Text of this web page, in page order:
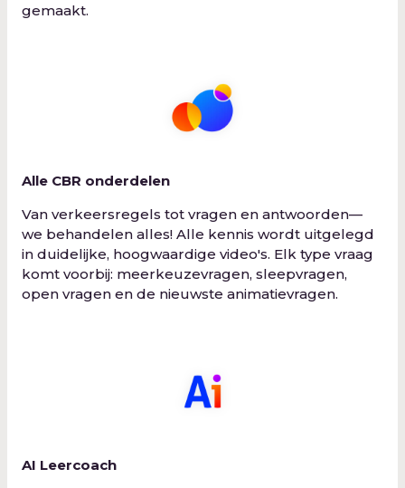
gemaakt.
Alle CBR onderdelen
Van verkeersregels tot vragen en antwoorden—
we behandelen alles! Alle kennis wordt uitgelegd
in duidelijke, hoogwaardige video's. Elk type vraag
komt voorbij: meerkeuzevragen, sleepvragen,
open vragen en de nieuwste animatievragen.
AI Leercoach